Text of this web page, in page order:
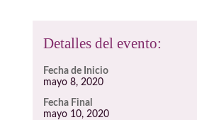
Detalles del evento:
Fecha de Inicio
mayo 8, 2020
Fecha Final
mayo 10, 2020